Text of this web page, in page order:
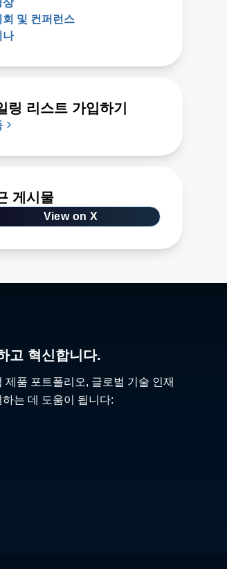
상
회 및 컨퍼런스
나
링 리스트 가입하기
게시물
View on X
고 혁신합니다.
품 포트폴리오, 글로벌 기술 인재
는 데 도움이 됩니다: